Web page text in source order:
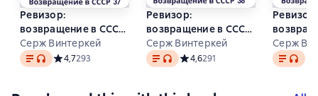
Ревизор:
возвращение в СССР
37
Серж Винтеркей
Text, audio format available
Средний рейтинг 4,7 на основе 293 оценок
4,7293
Ревизор:
возвращение в СССР
38
Серж Винтеркей
Text, audio format available
Средний рейтинг 4,6 на основе
4,6291
Ревизор:
39
Серж
Text,